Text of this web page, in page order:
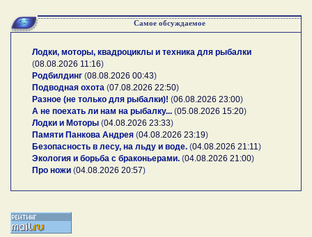
Самое обсуждаемое
Лодки, моторы, квадроциклы и техника для рыбалки
(08.08.2026 11:16)
Родбилдинг (08.08.2026 00:43)
Подводная охота (07.08.2026 22:50)
Разное (не только для рыбалки)! (06.08.2026 23:00)
А не поехать ли нам на рыбалку... (05.08.2026 15:20)
Лодки и Моторы (04.08.2026 23:33)
Памяти Панкова Андрея (04.08.2026 23:19)
Безопасность в лесу, на льду и воде. (04.08.2026 21:11)
Экология и борьба с браконьерами. (04.08.2026 21:00)
Про ножи (04.08.2026 20:57)